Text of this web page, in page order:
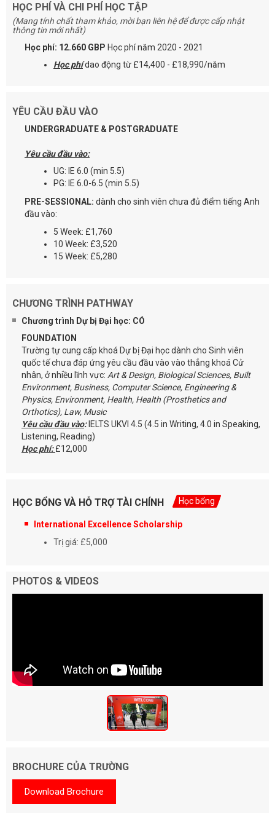
HỌC PHÍ VÀ CHI PHÍ HỌC TẬP
(Mang tính chất tham khảo, mời bạn liên hệ để được cấp nhật
thông tin mới nhất)
Học phí: 12.660 GBP Học phí năm 2020 - 2021
Học phídao động từ £14,400 - £18,990/năm
YÊU CẦU ĐẦU VÀO
UNDERGRADUATE & POSTGRADUATE
Yêu cầu đầu vào:
UG: IE 6.0 (min 5.5)
PG: IE 6.0-6.5 (min 5.5)
PRE-SESSIONAL: dành cho sinh viên chưa đủ điểm tiếng Anh
đầu vào:
5 Week: £1,760
10 Week: £3,520
15 Week: £5,280
CHƯƠNG TRÌNH PATHWAY
Chương trình Dự bị Đại học: CÓ
FOUNDATION
Trường tự cung cấp khoá Dự bị Đại học dành cho Sinh viên
quốc tế chưa đáp ứng yêu cầu đầu vào vào thẳng khoá Cử
nhân, ở nhiều lĩnh vực: Art & Design, Biological Sciences, Built
Environment, Business, Computer Science, Engineering &
Physics, Environment, Health, Health (Prosthetics and
Orthotics), Law, Music
Yêu cầu đầu vào:IELTS UKVI 4.5 (4.5 in Writing, 4.0 in Speaking,
Listening, Reading)
Học phí:£12,000
HỌC BỔNG VÀ HỖ TRỢ TÀI CHÍNH Học bổng
International Excellence Scholarship
Trị giá: £5,000
PHOTOS & VIDEOS
BROCHURE CỦA TRƯỜNG
Download Brochure